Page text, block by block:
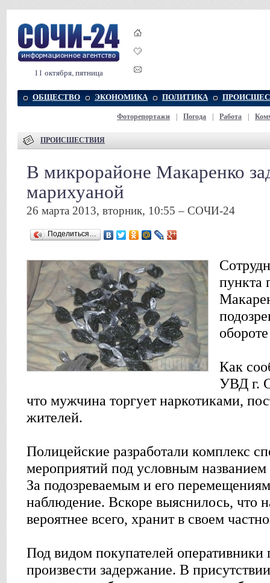
11 октября, пятница
ОБЩЕСТВО ЭКОНОМИКА ПОЛИТИКА
Фоторепортажи Погода Работа
ПРОИСШЕСТВИЯ
В микрорайоне Макаренко
марихуаной
26 марта 2013, вторник, 10:55 – СОЧИ-24
Поделиться…
пункта
Как
УВД г.
что мужчина торгует наркотиками,
жителей.
Полицейские разработали комплекс
мероприятий под условным названием
За подозреваемым и его
наблюдение. Вскоре выяснилось, что
вероятнее всего, хранит в своем
Под видом покупателей
произвести задержание. В